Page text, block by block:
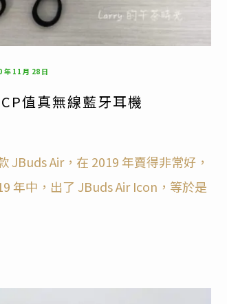
年 11 月 28 日
值真無線藍牙耳機
Air，在 2019 年賣得非常好，
年中，出了 JBuds Air Icon，等於是